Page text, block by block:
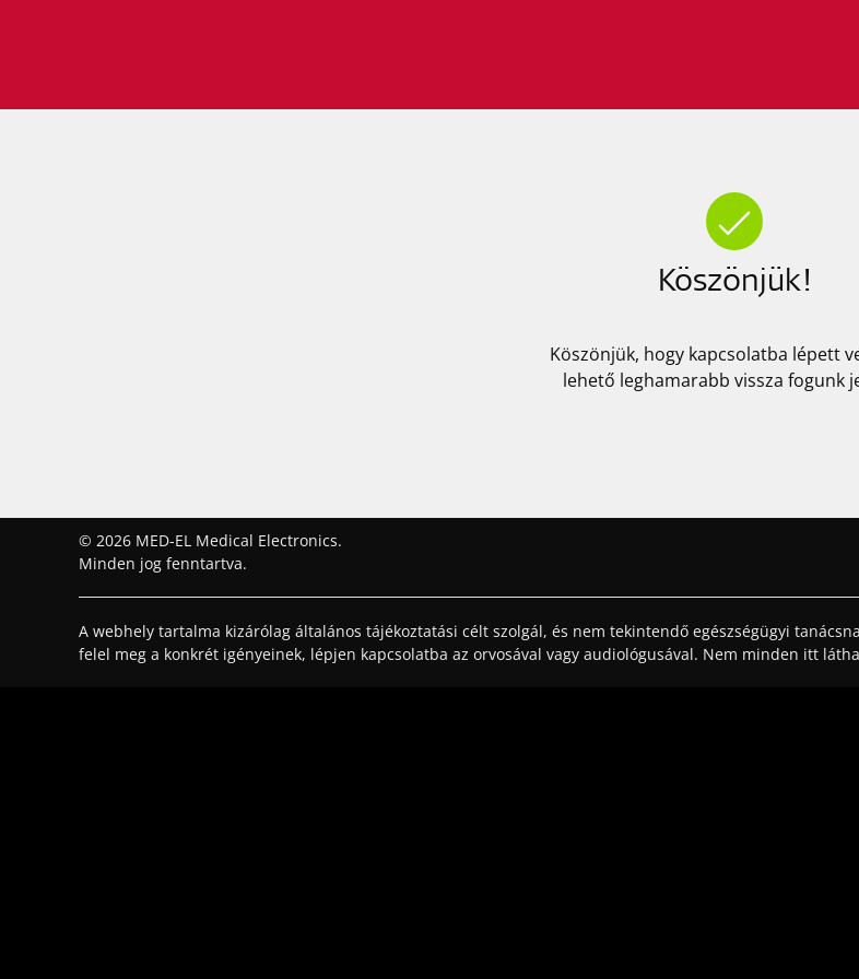
Köszönjük!
Köszönjük, hogy kapcsolatba lépett
lehető leghamarabb vissza fogunk
© 2026 MED-EL Medical Electronics.
Minden jog fenntartva.
A webhely tartalma kizárólag általános tájékoztatási célt szolgál, és nem tekintendő egészségügyi
felel meg a konkrét igényeinek, lépjen kapcsolatba az orvosával vagy audiológusával. Nem minden itt